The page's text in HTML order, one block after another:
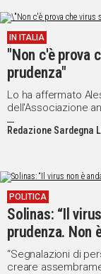
IN ITALIA
"Non c'è prova
prudenza"
Lo ha affermato
dell'Associazione
emergenza area
Redazione Sardegna
POLITICA
Solinas: “Il
prudenza. Non
“Segnalazioni di
creare